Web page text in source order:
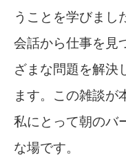
うことを学びまし
会話から仕事を見
ざまな問題を解決
ます。この雑談が
私にとって朝のバ
な場です。